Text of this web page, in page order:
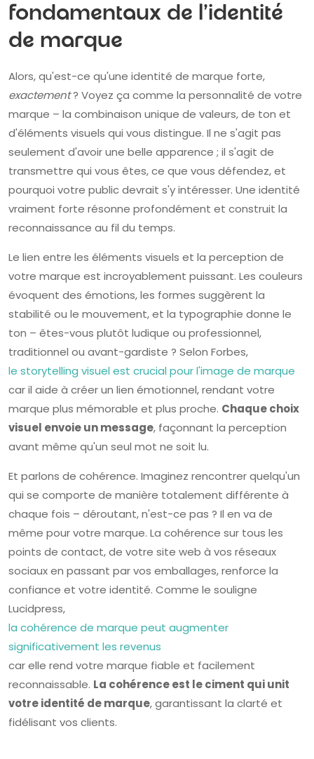
fondamentaux de l'identité
de marque
Alors, qu'est-ce qu'une identité de marque forte,
exactement? Voyez ça comme la personnalité de votre
marque – la combinaison unique de valeurs, de ton et
d'éléments visuels qui vous distingue. Il ne s'agit pas
seulement d'avoir une belle apparence ; il s'agit de
transmettre qui vous êtes, ce que vous défendez, et
pourquoi votre public devrait s'y intéresser. Une identité
vraiment forte résonne profondément et construit la
reconnaissance au fil du temps.
Le lien entre les éléments visuels et la perception de
votre marque est incroyablement puissant. Les couleurs
évoquent des émotions, les formes suggèrent la
stabilité ou le mouvement, et la typographie donne le
ton – êtes-vous plutôt ludique ou professionnel,
traditionnel ou avant-gardiste ? Selon Forbes,
le storytelling visuel est crucial pour l'image de marque
car il aide à créer un lien émotionnel, rendant votre
marque plus mémorable et plus proche. Chaque choix
visuel envoie un message, façonnant la perception
avant même qu'un seul mot ne soit lu.
Et parlons de cohérence. Imaginez rencontrer quelqu'un
qui se comporte de manière totalement différente à
chaque fois – déroutant, n'est-ce pas ? Il en va de
même pour votre marque. La cohérence sur tous les
points de contact, de votre site web à vos réseaux
sociaux en passant par vos emballages, renforce la
confiance et votre identité. Comme le souligne
Lucidpress,
la cohérence de marque peut augmenter
significativement les revenus
car elle rend votre marque fiable et facilement
reconnaissable. La cohérence est le ciment qui unit
votre identité de marque, garantissant la clarté et
fidélisant vos clients.